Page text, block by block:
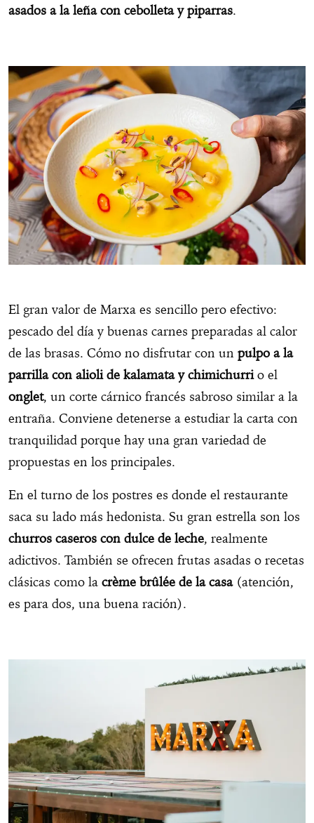
asados a la leña con cebolleta y piparras.
El gran valor de Marxa es sencillo pero efectivo:
pescado del día y buenas carnes preparadas al calor
de las brasas. Cómo no disfrutar con un pulpo a la
parrilla con alioli de kalamata y chimichurrio el
onglet, un corte cárnico francés sabroso similar a la
entraña. Conviene detenerse a estudiar la carta con
tranquilidad porque hay una gran variedad de
propuestas en los principales.
En el turno de los postres es donde el restaurante
saca su lado más hedonista. Su gran estrella son los
churros caseros con dulce de leche, realmente
adictivos. También se ofrecen frutas asadas o recetas
clásicas como la crème brûlée de la casa(atención,
es para dos, una buena ración).